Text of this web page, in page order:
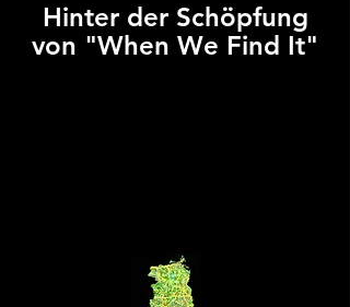
Hinter der Schöpfung
von "When We Find It"